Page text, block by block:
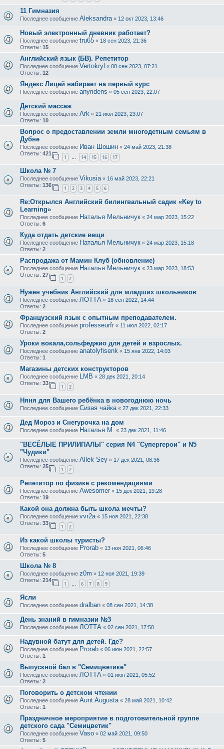
11 Гимназия
Последнее сообщение Aleksandra « 12 окт 2023, 13:46
Новый электронный дневник работает?
Последнее сообщение tru65 « 18 сен 2023, 21:36
Ответы: 15
Английский язык (БВ). Репетитор
Последнее сообщение Vertokryl « 08 сен 2023, 07:21
Ответы: 12
Яндекс Лицей набирает на первый курс
Последнее сообщение anyridens « 05 сен 2023, 22:07
Детский массаж
Последнее сообщение Ark « 21 июл 2023, 23:07
Ответы: 10
Вопрос о предоставлении земли многодетным семьям в
Дубне
Последнее сообщение Иван Шошин « 24 май 2023, 21:38
Ответы: 421
1 … 14 15 16 17
Школа № 7
Последнее сообщение Vikusia « 16 май 2023, 22:21
Ответы: 136
1 2 3 4 5 6
Re:Открылся Английский билингвальный садик «Key to
Leаrning»
Последнее сообщение Наталья Мельничук « 24 мар 2023, 15:22
Ответы: 6
Куда отдать детские вещи
Последнее сообщение Наталья Мельничук « 24 мар 2023, 15:18
Ответы: 2
Распродажа от Мамин Клуб (обновление)
Последнее сообщение Наталья Мельничук « 23 мар 2023, 18:53
Ответы: 27
1 2
Нужен учебник Английский для младших школьников
Последнее сообщение ЛОТТА « 18 сен 2022, 14:44
Ответы: 2
Французский язык с опытным преподавателем.
Последнее сообщение professeurfr « 11 июл 2022, 02:17
Ответы: 2
Уроки вокала,сольфеджио для детей и взрослых.
Последнее сообщение anatolyfisenk « 15 янв 2022, 14:03
Ответы: 1
Магазины детских конструкторов
Последнее сообщение LMB « 28 дек 2021, 20:14
Ответы: 33
1 2
Няня для Вашего ребёнка в новогоднюю ночь
Последнее сообщение Сизая чайка « 27 дек 2021, 22:33
Дед Мороз и Снегурочка на дом
Последнее сообщение Наталья М. « 23 дек 2021, 11:46
"ВЕСЁЛЫЕ ПРИЛИПАЛЫ" серия N4 "Cупергерои" и N5
"Чудики"
Последнее сообщение Allek Sey « 17 дек 2021, 08:36
Ответы: 25
1 2
Репетитор по физике с рекомендациями
Последнее сообщение Awesomer « 15 дек 2021, 19:28
Ответы: 19
Какой она должна быть школа мечты?
Последнее сообщение vvr2a « 15 ноя 2021, 22:38
Ответы: 33
1 2
Из какой школы туристы?
Последнее сообщение Prorab « 13 ноя 2021, 06:46
Ответы: 5
Школа № 8
Последнее сообщение z0m « 12 ноя 2021, 19:39
Ответы: 214
1 … 6 7 8 9
Ясли
Последнее сообщение dralban « 08 сен 2021, 14:38
День знаний в гимназии №3
Последнее сообщение ЛОТТА « 02 сен 2021, 17:50
Надувной батут для детей. Где?
Последнее сообщение Prorab « 06 июн 2021, 22:57
Ответы: 1
Выпускной бал в "Семицветике"
Последнее сообщение ЛОТТА « 01 июн 2021, 05:52
Ответы: 2
Поговорить о детском чтении
Последнее сообщение Aunt Augusta « 28 май 2021, 10:42
Ответы: 1
Праздничное мероприятие в подготовительной группе
детского сада "Семицветик"
Последнее сообщение Vaso « 02 май 2021, 09:50
Ответы: 5